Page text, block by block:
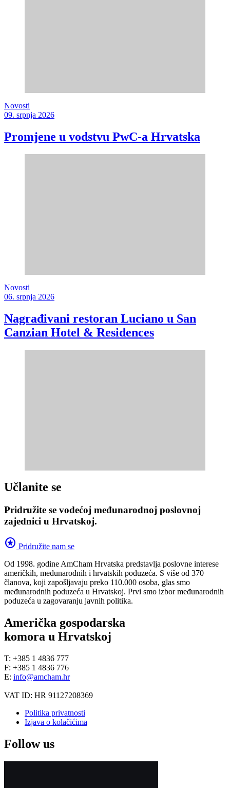
Novosti
09. srpnja 2026
Promjene u vodstvu PwC-a Hrvatska
Novosti
06. srpnja 2026
Nagrađivani restoran Luciano u San
Canzian Hotel & Residences
Učlanite se
Pridružite se vodećoj međunarodnoj poslovnoj
zajednici u Hrvatskoj.
stars Pridružite nam se
Od 1998. godine AmCham Hrvatska predstavlja poslovne interese
američkih, međunarodnih i hrvatskih poduzeća. S više od 370
članova, koji zapošljavaju preko 110.000 osoba, glas smo
međunarodnih poduzeća u Hrvatskoj. Prvi smo izbor međunarodnih
poduzeća u zagovaranju javnih politika.
Američka gospodarska
komora u Hrvatskoj
T: +385 1 4836 777
F: +385 1 4836 776
E: info@amcham.hr
VAT ID: HR 91127208369
Politika privatnosti
Izjava o kolačićima
Follow us